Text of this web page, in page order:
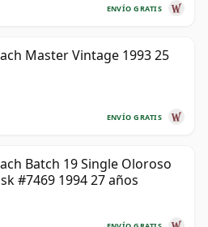
ENVÍO GRATIS
Master Vintage 1993 25
ENVÍO GRATIS
Batch 19 Single Oloroso
#7469 1994 27 años